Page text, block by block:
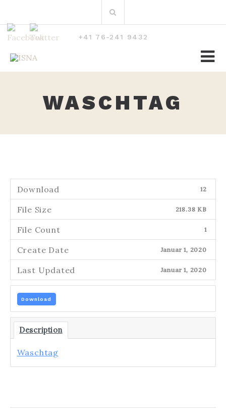
nach:
+41 76-241 9432
WASCHTAG
Download 12
File Size 218.38 KB
File Count 1
Create Date Januar 1, 2020
Last Updated Januar 1, 2020
Download
Description
Waschtag